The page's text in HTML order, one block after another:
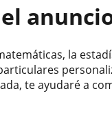
la
te ayudaré a